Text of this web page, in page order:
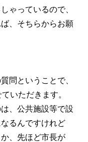
ゃっているので、
、そちらからお願
問ということで、
いただきます。
、公共施設等で設
るんですけれど
、先ほど市長が